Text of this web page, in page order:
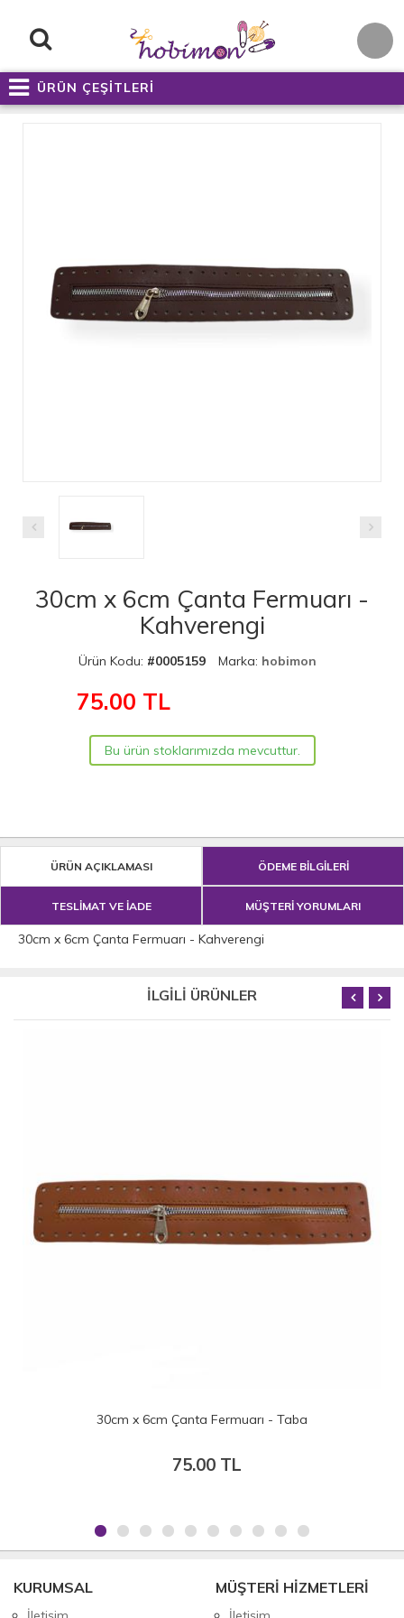
ÜRÜN ÇEŞİTLERİ
30cm x 6cm Çanta Fermuarı -
Kahverengi
Ürün Kodu: #0005159 Marka: hobimon
75.00 TL
Bu ürün stoklarımızda mevcuttur.
ÜRÜN AÇIKLAMASI ÖDEME BİLGİLERİ
TESLİMAT VE İADE MÜŞTERİ YORUMLARI
30cm x 6cm Çanta Fermuarı - Kahverengi
İLGİLİ ÜRÜNLER
30cm x 6cm Çanta Fermuarı - Taba
75.00 TL
KURUMSAL MÜŞTERİ HİZMETLERİ